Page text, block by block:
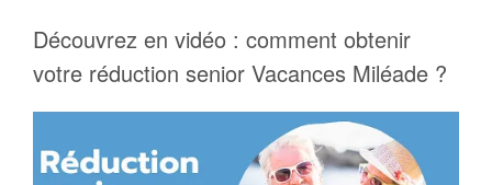
Découvrez en vidéo : comment obtenir
votre réduction senior Vacances Miléade ?